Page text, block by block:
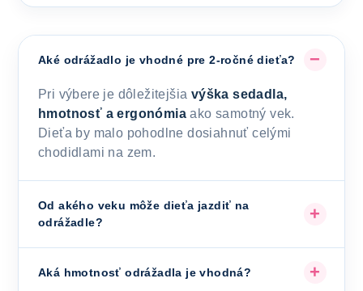
Aké odrážadlo je vhodné pre 2-ročné dieťa?
Pri výbere je dôležitejšia výška sedadla,
hmotnosť a ergonómia ako samotný vek.
Dieťa by malo pohodlne dosiahnuť celými
chodidlami na zem.
Od akého veku môže dieťa jazdiť na
odrážadle?
Aká hmotnosť odrážadla je vhodná?